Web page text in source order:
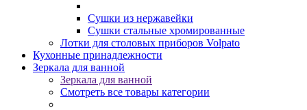
Сушки из нержавейки
Сушки стальные хромированные
Лотки для столовых приборов Volpato
Кухонные принадлежности
Зеркала для ванной
Зеркала для ванной
Смотреть все товары категории